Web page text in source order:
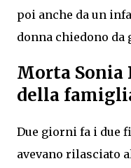
poi anche da un
donna chiedono
Morta Sonia
della
Due giorni fa i due
avevano rilasciato